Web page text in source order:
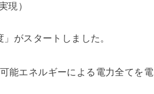
現）
がスタートしました。
能エネルギーによる電力全てを電